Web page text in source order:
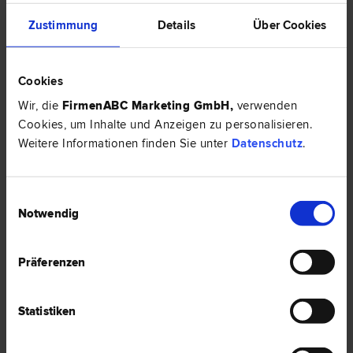
Zustimmung Details Über Cookies
Cookies
Wir, die FirmenABC Marketing GmbH, verwenden
Cookies, um Inhalte und Anzeigen zu personalisieren.
Weitere Informationen finden Sie unter Datenschutz.
Notwendig
Präferenzen
Statistiken
Mag. Helmut NASCHBERGER
Josef-Egger-Straße 3
0 Bewertungen
"Wirtschaftsrecht"